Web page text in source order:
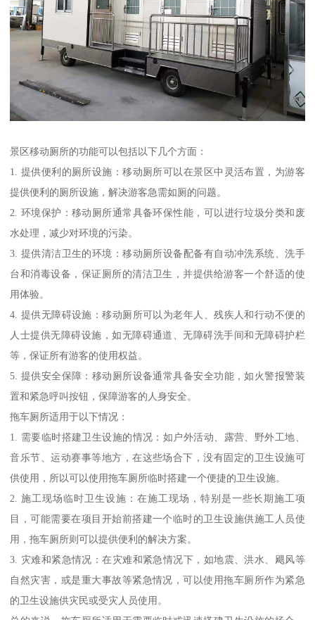
景区移动厕所的功能可以包括以下几个方面：
1. 提供便利的厕所设施：移动厕所可以在景区中灵活布置，为游客
提供便利的厕所设施，解决游客急需如厕的问题。
2. 环境保护：移动厕所通常具备环保性能，可以进行垃圾分类和废
水处理，减少对环境的污染。
3. 提供清洁卫生的环境：移动厕所设备配备有自动冲洗系统、洗手
台和消毒设备，保证厕所的清洁卫生，并提供给游客一个舒适的使
用体验。
4. 提供无障碍设施：移动厕所可以为老年人、残疾人和行动不便的
人士提供无障碍设施，如无障碍通道、无障碍洗手间和无障碍护栏
等，保证所有游客的使用权益。
5. 提供安全保障：移动厕所设备通常具备安全功能，如火警报警装
置和紧急呼叫按钮，保障游客的人身安全。
拖车厕所适用于以下情况：
1. 需要临时搭建卫生设施的情况：如户外活动、露营、野外工地、
音乐节、运动赛事等地方，在这些场合下，没有固定的卫生设施可
供使用，所以可以使用拖车厕所临时搭建一个便捷的卫生设施。
2. 施工现场临时卫生设施：在施工现场，特别是一些长期施工项
目，可能需要在项目开始前搭建一个临时的卫生设施供施工人员使
用，拖车厕所则可以提供便利的解决方案。
3. 灾难和紧急情况：在灾难和紧急情况下，如地震、洪水、飓风等
自然灾害，或是重大事故等紧急情况，可以使用拖车厕所作为紧急
的卫生设施供灾民或受灾人员使用。